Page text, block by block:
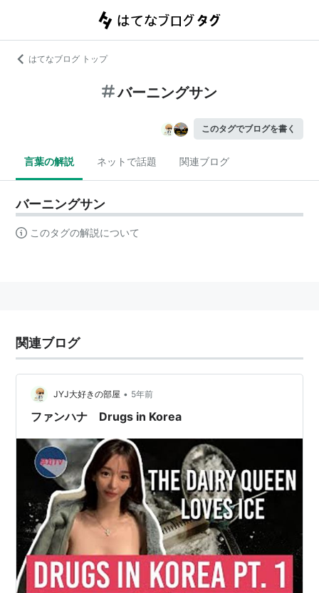
はてなブログ トップ
バーニングサン
このタグでブログを書く
言葉の解説 ネットで話題 関連ブログ
バーニングサン
このタグの解説について
関連ブログ
JYJ大好きの部屋 • 5年前
ファンハナ Drugs in Korea